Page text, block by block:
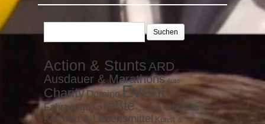
Suchen
nach:
Action & Stunts ARD
Ausdauer & Marathons Auto
CharityDominoEvent
Fahrzeuge Größte ... IAA kabeleins
Kochen & Lebensmittel Kunst &